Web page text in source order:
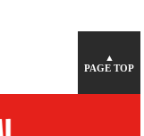
▲
PAGE TOP